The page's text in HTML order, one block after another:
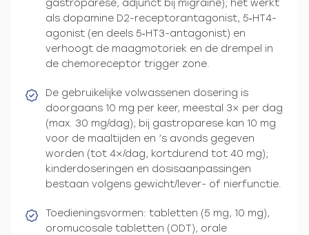
gastroparese, adjunct bij migraine); het werkt
als dopamine D2-receptorantagonist, 5‑HT4-
agonist (en deels 5‑HT3-antagonist) en
verhoogt de maagmotoriek en de drempel in
de chemoreceptor trigger zone.
De gebruikelijke volwassenen dosering is
doorgaans 10 mg per keer, meestal 3× per dag
(max. 30 mg/dag); bij gastroparese kan 10 mg
voor de maaltijden en ’s avonds gegeven
worden (tot 4×/dag, kortdurend tot 40 mg);
kinderdoseringen en dosisaanpassingen
bestaan volgens gewicht/lever- of nierfunctie.
Toedieningsvormen: tabletten (5 mg, 10 mg),
oromucosale tabletten (ODT), orale